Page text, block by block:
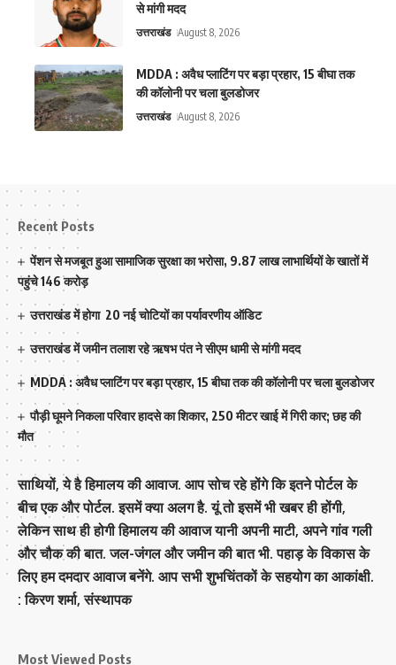
से मांगी मदद
उत्तराखंड August 8, 2026
MDDA : अवैध प्लाटिंग पर बड़ा प्रहार, 15 बीघा तक
की कॉलोनी पर चला बुलडोजर
उत्तराखंड August 8, 2026
Recent Posts
पेंशन से मजबूत हुआ सामाजिक सुरक्षा का भरोसा, 9.87 लाख लाभार्थियों के खातों में
पहुंचे 146 करोड़
उत्तराखंड में होगा 20 नई चोटियों का पर्यावरणीय ऑडिट
उत्तराखंड में जमीन तलाश रहे ऋषभ पंत ने सीएम धामी से मांगी मदद
MDDA : अवैध प्लाटिंग पर बड़ा प्रहार, 15 बीघा तक की कॉलोनी पर चला बुलडोजर
पौड़ी घूमने निकला परिवार हादसे का शिकार, 250 मीटर खाई में गिरी कार; छह की
मौत
साथियों, ये है हिमालय की आवाज. आप सोच रहे होंगे कि इतने पोर्टल के
बीच एक और पोर्टल. इसमें क्या अलग है. यूं तो इसमें भी खबर ही होंगी,
लेकिन साथ ही होगी हिमालय की आवाज यानी अपनी माटी, अपने गांव गली
और चौक की बात. जल-जंगल और जमीन की बात भी. पहाड़ के विकास के
लिए हम दमदार आवाज बनेंगे. आप सभी शुभचिंतकों के सहयोग का आकांक्षी.
: किरण शर्मा, संस्‍थापक
Most Viewed Posts